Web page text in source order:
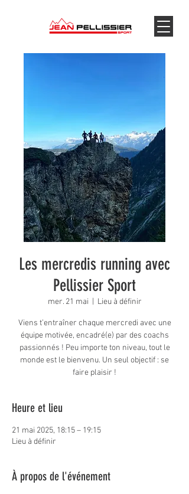
Les mercredis running avec
Pellissier Sport
mer. 21 mai Lieu à définir
Viens t’entraîner chaque mercredi avec une
équipe motivée, encadré(e) par des coachs
passionnés ! Peu importe ton niveau, tout le
monde est le bienvenu. Un seul objectif : se
faire plaisir !
Heure et lieu
21 mai 2025, 18:15 – 19:15
Lieu à définir
À propos de l'événement